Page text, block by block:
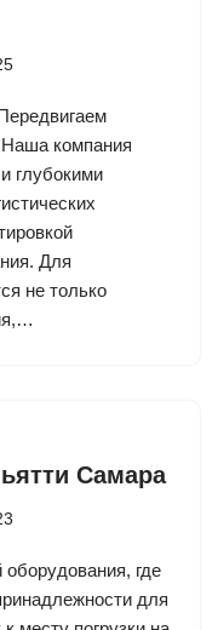
Наша компания
глубокими
Для
не только
Самара
где
для